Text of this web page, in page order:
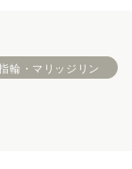
輪・マリッジリン